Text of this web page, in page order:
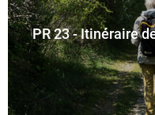
PR 23 - Itinéraire